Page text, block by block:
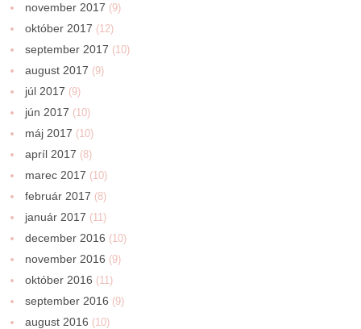
november 2017 (9)
október 2017 (12)
september 2017 (10)
august 2017 (9)
júl 2017 (9)
jún 2017 (10)
máj 2017 (10)
apríl 2017 (8)
marec 2017 (10)
február 2017 (8)
január 2017 (11)
december 2016 (10)
november 2016 (9)
október 2016 (11)
september 2016 (9)
august 2016 (10)